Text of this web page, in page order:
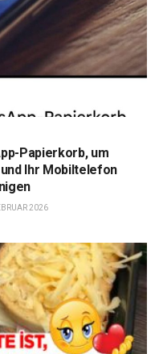
Papierkorb, um
Ihr Mobiltelefon
2026